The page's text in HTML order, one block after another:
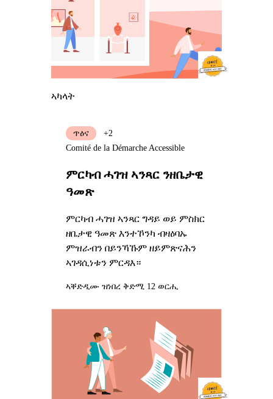
ኣካላት
ምርካብ ሓገዝ ኣንጻር ንዘቤታዊ
ዓመጽ
ምርካብ ሓገዝ ኣንጻር ግዳይ ወይ ምስክር
ዘቤታዊ ዓመጽ እንተኾንካ ብዛዕባኡ
ምዝራብን በይንኻኹም ዘይምጽናሕን
ኣገዳሲነቱን ምርዳእ።
ጥዕና
+2
Comité de la Démarche Accessible
ኣቐድዲሙ ዝነበረ ቅድሚ 12 ወርሒ